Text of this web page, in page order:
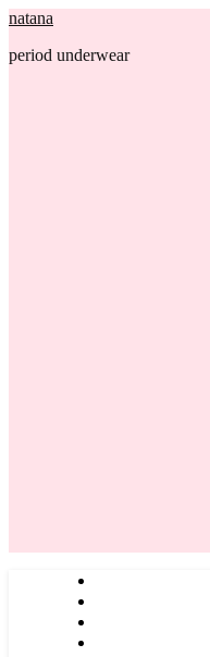
natana
period underwear